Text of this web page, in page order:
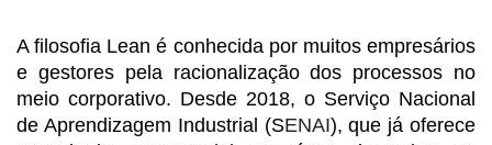
A filosofia Lean é conhecida por muitos empresários
e gestores pela racionalização dos processos no
meio corporativo. Desde 2018, o Serviço Nacional
de Aprendizagem Industrial (SENAI), que já oferece